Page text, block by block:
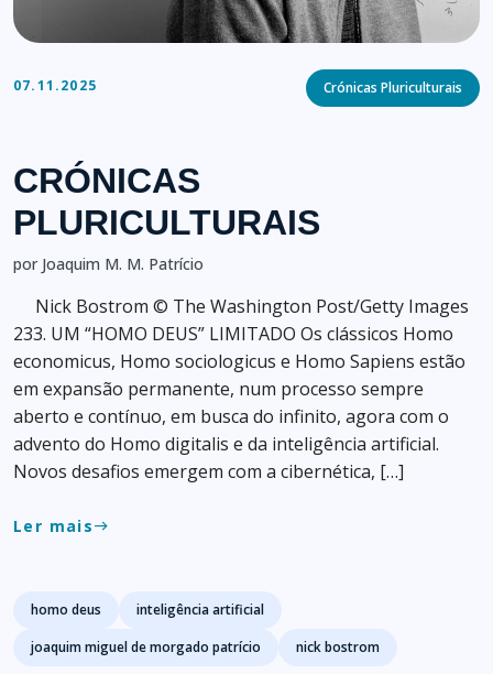
07.11.2025 Categories
Crónicas Pluriculturais
CRÓNICAS
PLURICULTURAIS
por Joaquim M. M. Patrício
Nick Bostrom © The Washington Post/Getty Images
233. UM “HOMO DEUS” LIMITADO Os clássicos Homo
economicus, Homo sociologicus e Homo Sapiens estão
em expansão permanente, num processo sempre
aberto e contínuo, em busca do infinito, agora com o
advento do Homo digitalis e da inteligência artificial.
Novos desafios emergem com a cibernética, […]
Ler maiseast
Tags
homo deus
inteligência artificial
joaquim miguel de morgado patrício
nick bostrom